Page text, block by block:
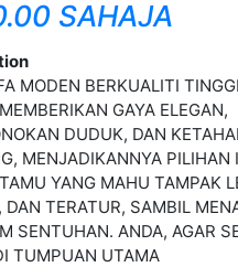
SAHAJA
MODEN BERKUALITI
GAYA ELEGAN,
DUDUK, DAN
MENJADIKANNYA PILIHAN
YANG MAHU TAMPAK
DAN TERATUR, SAMBIL
SENTUHAN. ANDA, AGAR
TUMPUAN UTAMA